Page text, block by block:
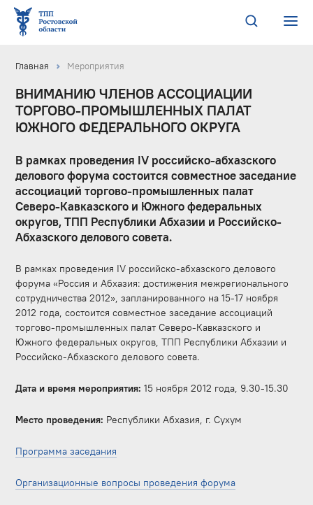
Главная Мероприятия
ВНИМАНИЮ ЧЛЕНОВ АССОЦИАЦИИ
ТОРГОВО-ПРОМЫШЛЕННЫХ ПАЛАТ
ЮЖНОГО ФЕДЕРАЛЬНОГО ОКРУГА
В рамках проведения IV российско-абхазского
делового форума состоится совместное заседание
ассоциаций торгово-промышленных палат
Северо-Кавказского и Южного федеральных
округов, ТПП Республики Абхазии и Российско-
Абхазского делового совета.
В рамках проведения IV российско-абхазского делового
форума «Россия и Абхазия: достижения межрегионального
сотрудничества 2012», запланированного на 15-17 ноября
2012 года, состоится совместное заседание ассоциаций
торгово-промышленных палат Северо-Кавказского и
Южного федеральных округов, ТПП Республики Абхазии и
Российско-Абхазского делового совета.
Дата и время мероприятия: 15 ноября 2012 года, 9.30-15.30
Место проведения: Республики Абхазия, г. Сухум
Программа заседания
Организационные вопросы проведения форума